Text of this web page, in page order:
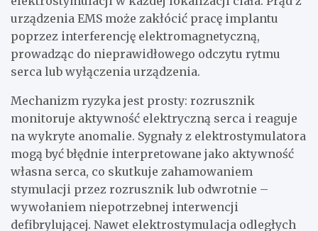
urządzenia EMS może zakłócić pracę implantu
poprzez interferencję elektromagnetyczną,
prowadząc do nieprawidłowego odczytu rytmu
serca lub wyłączenia urządzenia.
Mechanizm ryzyka jest prosty: rozrusznik
monitoruje aktywność elektryczną serca i reaguje
na wykryte anomalie. Sygnały z elektrostymulatora
mogą być błędnie interpretowane jako aktywność
własna serca, co skutkuje zahamowaniem
stymulacji przez rozrusznik lub odwrotnie –
wywołaniem niepotrzebnej interwencji
defibrylującej. Nawet elektrostymulacja odległych